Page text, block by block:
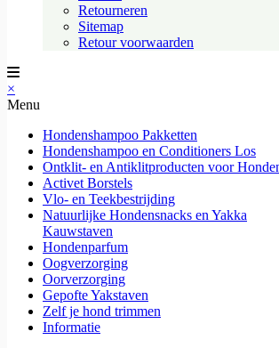
Retourneren
Sitemap
Retour voorwaarden
×
Menu
Hondenshampoo Pakketten
Hondenshampoo en Conditioners Los
Ontklit- en Antiklitproducten voor
Activet Borstels
Vlo- en Teekbestrijding
Natuurlijke Hondensnacks en Yakka
Kauwstaven
Hondenparfum
Oogverzorging
Oorverzorging
Gepofte Yakstaven
Zelf je hond trimmen
Informatie